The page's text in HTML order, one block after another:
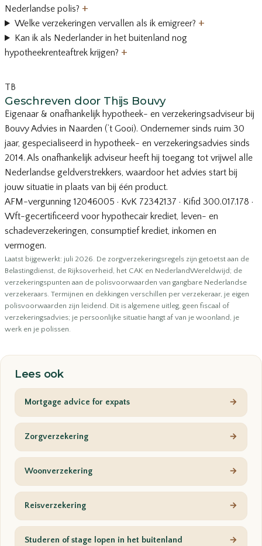
Nederlandse polis? +
Welke verzekeringen vervallen als ik emigreer? +
Kan ik als Nederlander in het buitenland nog
hypotheekrenteaftrek krijgen? +
TB
Geschreven door Thijs Bouvy
Eigenaar & onafhankelijk hypotheek- en verzekeringsadviseur bij
Bouvy Advies in Naarden (’t Gooi). Ondernemer sinds ruim 30
jaar, gespecialiseerd in hypotheek- en verzekeringsadvies sinds
2014. Als onafhankelijk adviseur heeft hij toegang tot vrijwel alle
Nederlandse geldverstrekkers, waardoor het advies start bij
jouw situatie in plaats van bij één product.
AFM-vergunning 12046005 · KvK 72342137 · Kifid 300.017.178 ·
Wft-gecertificeerd voor hypothecair krediet, leven- en
schadeverzekeringen, consumptief krediet, inkomen en
vermogen.
Laatst bijgewerkt: juli 2026. De zorgverzekeringsregels zijn getoetst aan de
Belastingdienst, de Rijksoverheid, het CAK en NederlandWereldwijd; de
verzekeringspunten aan de polisvoorwaarden van gangbare Nederlandse
verzekeraars. Termijnen en dekkingen verschillen per verzekeraar, je eigen
polisvoorwaarden zijn leidend. Dit is algemene uitleg, geen fiscaal of
verzekeringsadvies; je persoonlijke situatie hangt af van je woonland, je
werk en je polissen.
Lees ook
Mortgage advice for expats →
Zorgverzekering →
Woonverzekering →
Reisverzekering →
Studeren of stage lopen in het buitenland →